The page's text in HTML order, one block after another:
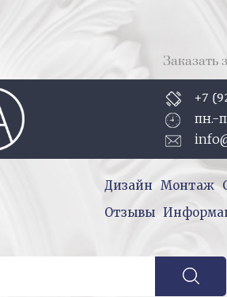
Заказать
+7
пн.-
Дизайн Монтаж
Отзывы